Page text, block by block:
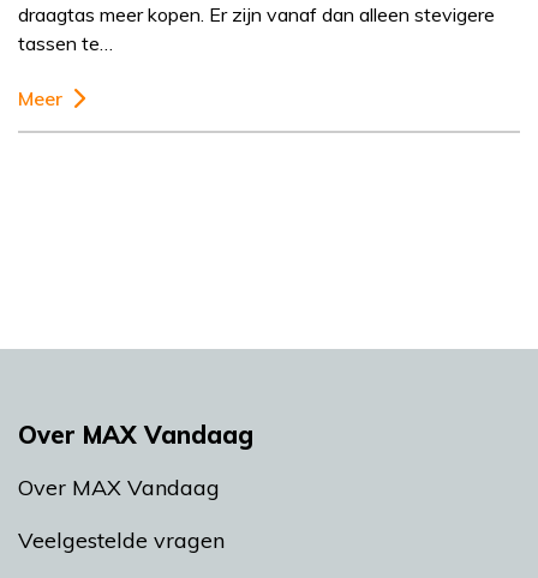
draagtas meer kopen. Er zijn vanaf dan alleen stevigere
tassen te…
Meer
Over MAX Vandaag
Over MAX Vandaag
Veelgestelde vragen